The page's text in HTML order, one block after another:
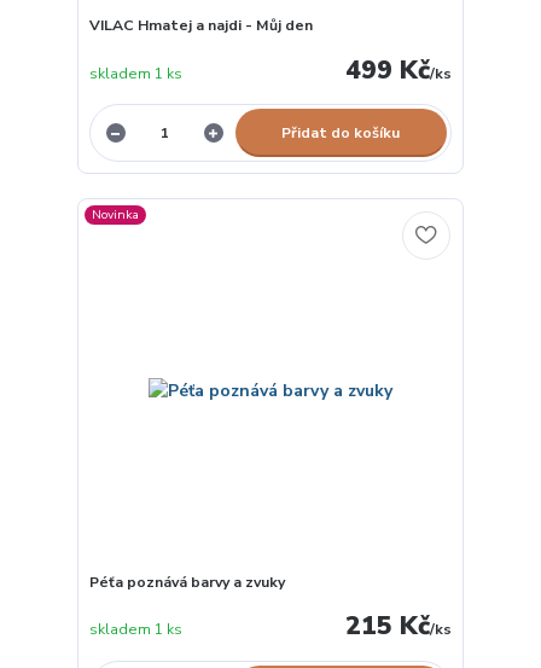
VILAC Hmatej a najdi - Můj den
499 Kč/ks
skladem 1 ks
Přidat do košíku
Novinka
Péťa poznává barvy a zvuky
215 Kč/ks
skladem 1 ks